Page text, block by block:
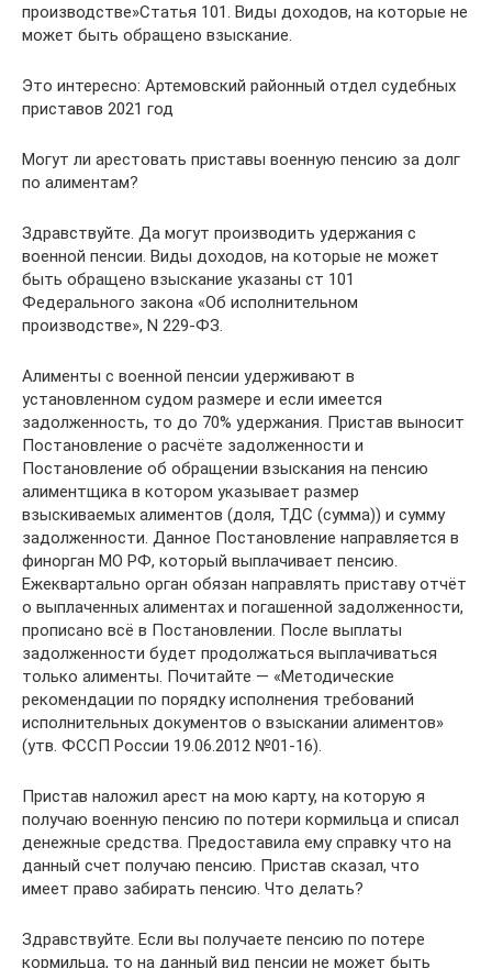
производстве»Статья 101. Виды доходов, на которые не
может быть обращено взыскание.
Это интересно: Артемовский районный отдел судебных
приставов 2021 год
Могут ли арестовать приставы военную пенсию за долг
по алиментам?
Здравствуйте. Да могут производить удержания с
военной пенсии. Виды доходов, на которые не может
быть обращено взыскание указаны ст 101
Федерального закона «Об исполнительном
производстве», N 229-ФЗ.
Алименты с военной пенсии удерживают в
установленном судом размере и если имеется
задолженность, то до 70% удержания. Пристав выносит
Постановление о расчёте задолженности и
Постановление об обращении взыскания на пенсию
алиментщика в котором указывает размер
взыскиваемых алиментов (доля, ТДС (сумма)) и сумму
задолженности. Данное Постановление направляется в
финорган МО РФ, который выплачивает пенсию.
Ежеквартально орган обязан направлять приставу отчёт
о выплаченных алиментах и погашенной задолженности,
прописано всё в Постановлении. После выплаты
задолженности будет продолжаться выплачиваться
только алименты. Почитайте — «Методические
рекомендации по порядку исполнения требований
исполнительных документов о взыскании алиментов»
(утв. ФССП России 19.06.2012 №01-16).
Пристав наложил арест на мою карту, на которую я
получаю военную пенсию по потери кормильца и списал
денежные средства. Предоставила ему справку что на
данный счет получаю пенсию. Пристав сказал, что
имеет право забирать пенсию. Что делать?
Здравствуйте. Если вы получаете пенсию по потере
кормильца, то на данный вид пенсии не может быть